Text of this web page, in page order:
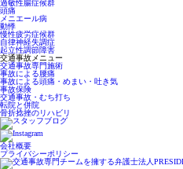
過敏性腸症候群
頭痛
メニエール病
動悸
慢性疲労症候群
自律神経失調症
起立性調節障害
交通事故メニュー
交通事故専門施術
事故による腰痛
事故による頭痛・めまい・吐き気
事故保険
交通事故・むち打ち
転院と併院
骨折捻挫のリハビリ
会社概要
プライバシーポリシー